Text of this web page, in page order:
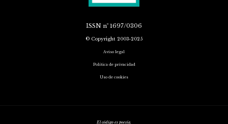
ISSN nº 1697/0306
© Copyright 2003-2025
Aviso legal
Política de privacidad
Uso de cookies
El código es poesía.